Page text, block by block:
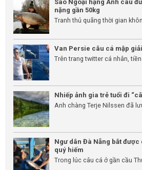
Sao Ngoại hạng Anh câu
nặng gần 50kg
Tranh thủ quãng thời gian
Van Persie câu cá mập
Trên trang twitter cá nhân,
Nhiếp ảnh gia trẻ tuổi đi
Anh chàng Terje Nilssen đã
Ngư dân Đà Nẵng bắt
quý hiếm
Trong lúc câu cá ở gần cầu